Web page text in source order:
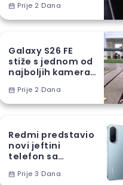
ograničenja
Prije 2 Dana
Galaxy S26 FE
stiže s jednom od
najboljih kamera
serije
Prije 2 Dana
Redmi predstavio
novi jeftini
telefon sa
baterijom
Prije 3 Dana